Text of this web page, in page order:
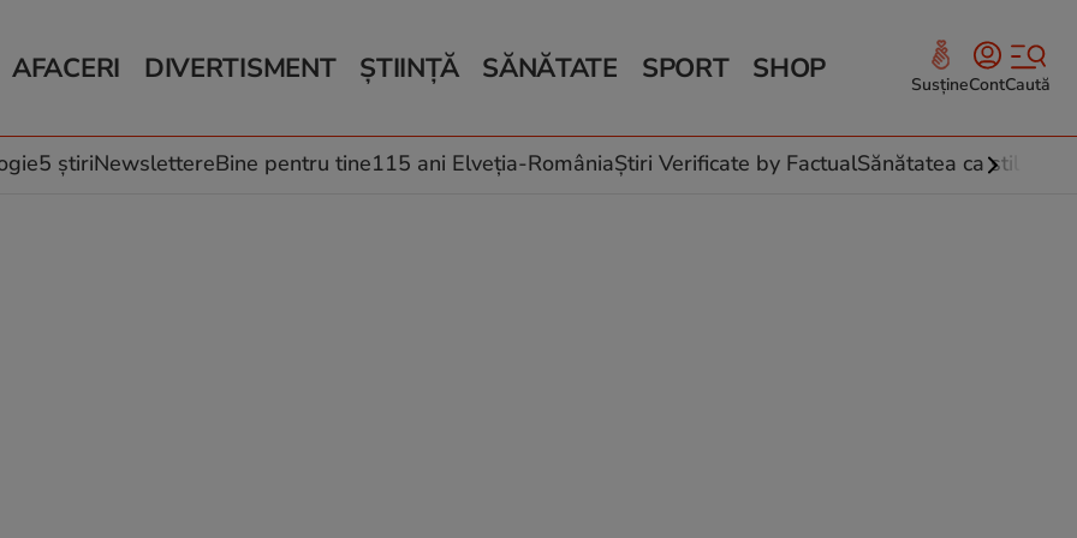
AFACERI
Auto
Locuri de muncă
DIVERTISMENT
Horoscop
Muzică și Filme
ȘTIINȚĂ
Schimbări climatice
SĂNĂTATE
Relații
Rețete culinare
SPORT SHOP SusțineContCaută
5 știriNewslettereBine pentru tine115 ani Elveția-RomâniaȘtiri Verificate by FactualSănătatea ca stil de